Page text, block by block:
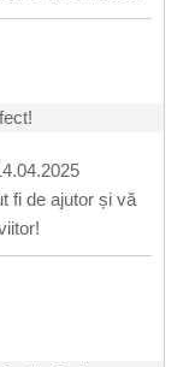
fi de ajutor și vă